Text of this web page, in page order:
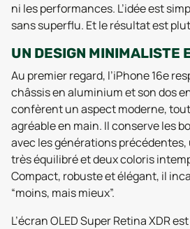
ni les performances. L’idée est
sans superflu. Et le résultat est
UN DESIGN MINIMALISTE
Au premier regard, l’iPhone 16e
châssis en aluminium et son dos
confèrent un aspect moderne,
agréable en main. Il conserve les
avec les générations précédentes,
très équilibré et deux coloris
Compact, robuste et élégant, il
“moins, mais mieux”.
L’écran OLED Super Retina XDR